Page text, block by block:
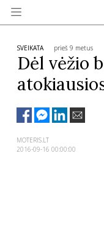
VEIDAI
MONARCHIJA
SVEIKATA prieš 9 metus
Dėl vėžio
MOTERIS.LT
2016-09-16 00:00:00